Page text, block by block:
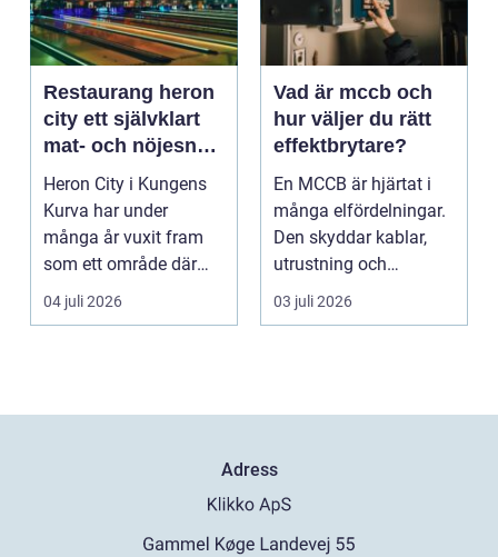
Restaurang heron
city ett självklart
mat- och nöjesnav
i kungens kurva
Heron City i Kungens
Kurva har under
många år vuxit fram
som ett område där
mat, bio, shopping och
a...
04 juli 2026
Vad är mccb och
hur väljer du rätt
effektbrytare?
En MCCB är hjärtat i
många elfördelningar.
Den skyddar kablar,
utrustning och
människor mot
överlast...
03 juli 2026
Adress